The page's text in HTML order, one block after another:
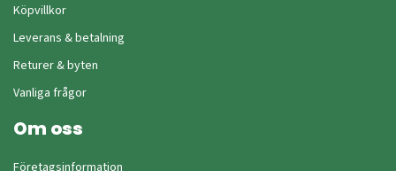
Köpvillkor
Leverans & betalning
Returer & byten
Vanliga frågor
Om oss